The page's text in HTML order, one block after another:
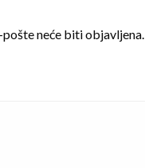
pošte neće biti objavljena.